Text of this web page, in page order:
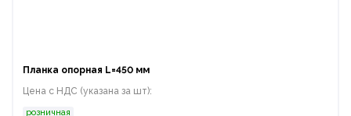
Планка опорная L=450 мм
Цена с НДС (указана за шт):
розничная